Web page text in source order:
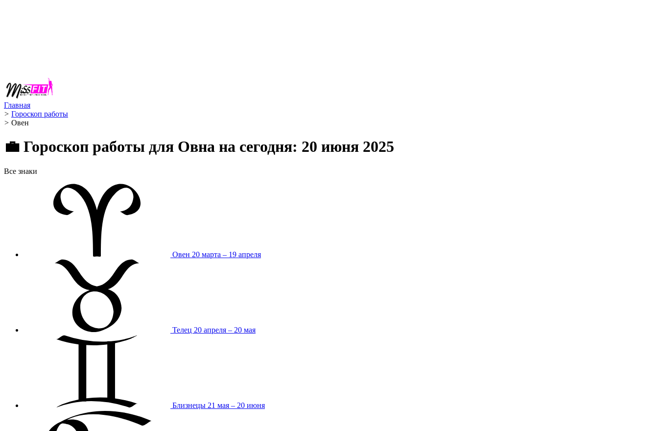
Главная
> Гороскоп работы
> Овен ️
💼 Гороскоп работы для Овна на сегодня: 20 июня 2025
Все знаки
Овен 20 марта – 19 апреля
Телец 20 апреля – 20 мая
Близнецы 21 мая – 20 июня